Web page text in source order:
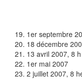
19. 1er septembre
20. 18 décembre
21. 13 avril 2007, 8
22. 1er mai 2007
23. 2 juillet 2007, 8